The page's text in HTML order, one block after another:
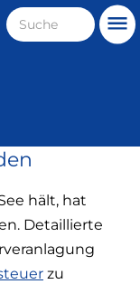
Suche
hält, hat
Detaillierte
zu